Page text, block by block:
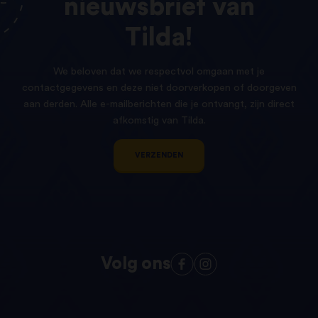
nieuwsbrief
van
Tilda!
We beloven dat we respectvol omgaan met je
contactgegevens en deze niet doorverkopen of doorgeven
aan derden. Alle e-mailberichten die je ontvangt, zijn direct
afkomstig van Tilda.
VERZENDEN
Volg ons